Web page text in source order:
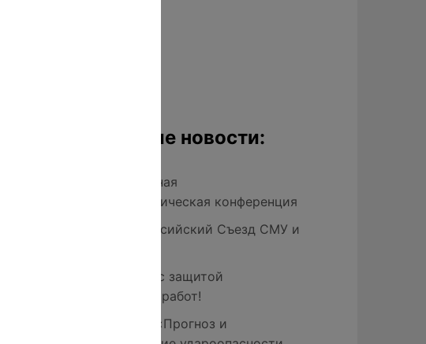
Последние новости:
XII Национальная
кристаллохимическая конференция
XIV-ый Всероссийский Съезд СМУ и
Поздравляем с защитой
магистерских работ!
Конференция «Прогноз и